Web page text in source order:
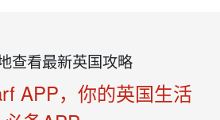
查看最新英国攻略
APP，你的英国生活